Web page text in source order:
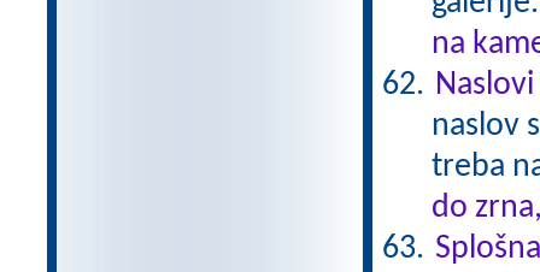
na
naslov
treba
do